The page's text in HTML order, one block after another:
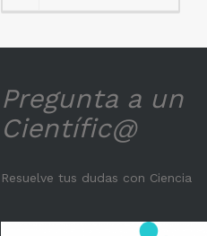
Pregunta a un
Científic@
Resuelve tus dudas con Ciencia